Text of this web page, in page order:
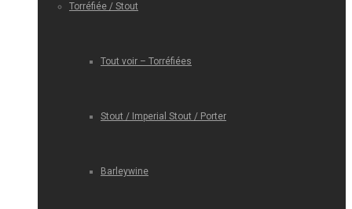
Torréfiée / Stout
Tout voir – Torréfiées
Stout / Imperial Stout / Porter
Barleywine